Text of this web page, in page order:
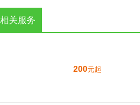
相关服务
200元起